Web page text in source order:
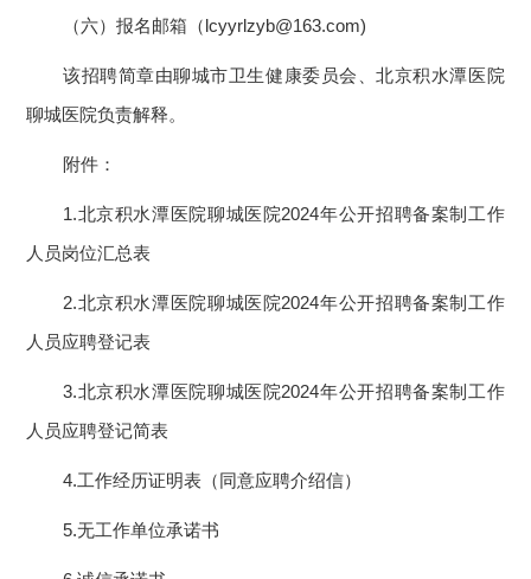
（六）报名邮箱（lcyyrlzyb@163.com)
该招聘简章由聊城市卫生健康委员会、北京积水潭医院
聊城医院负责解释。
附件：
1.北京积水潭医院聊城医院2024年公开招聘备案制工作
人员岗位汇总表
2.北京积水潭医院聊城医院2024年公开招聘备案制工作
人员应聘登记表
3.北京积水潭医院聊城医院2024年公开招聘备案制工作
人员应聘登记简表
4.工作经历证明表（同意应聘介绍信）
5.无工作单位承诺书